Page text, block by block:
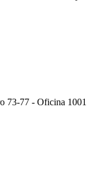
73-77 - Oficina 1001